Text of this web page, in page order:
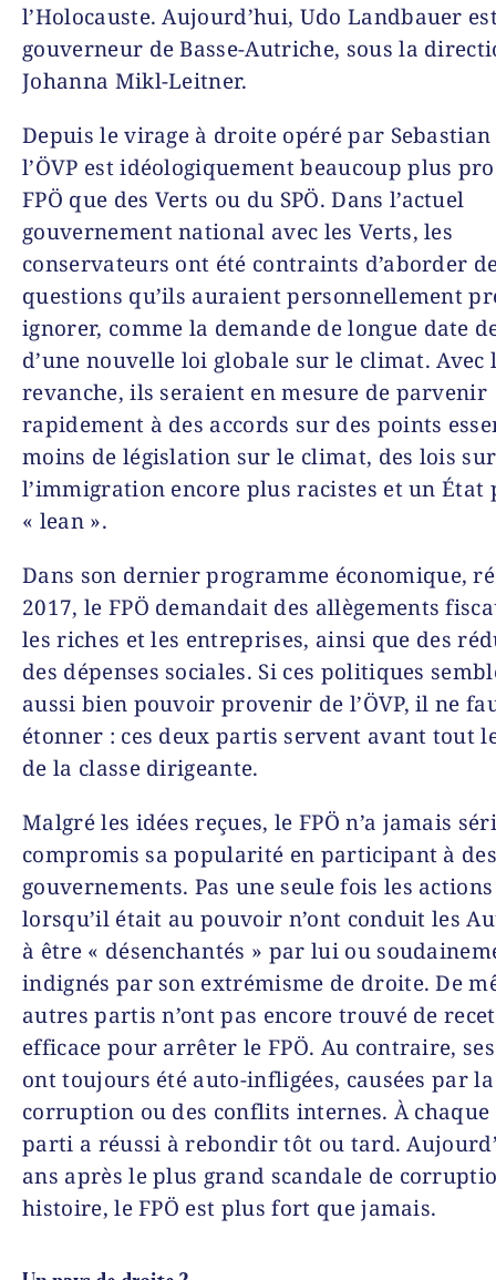
l’Holocauste. Aujourd’hui, Udo Landbauer
gouverneur de Basse-Autriche, sous la
Johanna Mikl-Leitner.
Depuis le virage à droite opéré par
l’ÖVP est idéologiquement beaucoup plus
FPÖ que des Verts ou du SPÖ. Dans l’actuel
gouvernement national avec les Verts, les
conservateurs ont été contraints d’aborder
questions qu’ils auraient personnellement
ignorer, comme la demande de longue date
d’une nouvelle loi globale sur le climat. Avec
revanche, ils seraient en mesure de parvenir
rapidement à des accords sur des points
moins de législation sur le climat, des lois sur
l’immigration encore plus racistes et un État
« lean ».
Dans son dernier programme économique,
2017, le FPÖ demandait des allègements
les riches et les entreprises, ainsi que des
des dépenses sociales. Si ces politiques
aussi bien pouvoir provenir de l’ÖVP, il ne
étonner : ces deux partis servent avant tout
de la classe dirigeante.
Malgré les idées reçues, le FPÖ n’a jamais
compromis sa popularité en participant à
gouvernements. Pas une seule fois les
lorsqu’il était au pouvoir n’ont conduit les
à être « désenchantés » par lui ou
indignés par son extrémisme de droite. De
autres partis n’ont pas encore trouvé de
efficace pour arrêter le FPÖ. Au contraire,
ont toujours été auto-infligées, causées par la
corruption ou des conflits internes. À chaque
parti a réussi à rebondir tôt ou tard.
ans après le plus grand scandale de
histoire, le FPÖ est plus fort que jamais.